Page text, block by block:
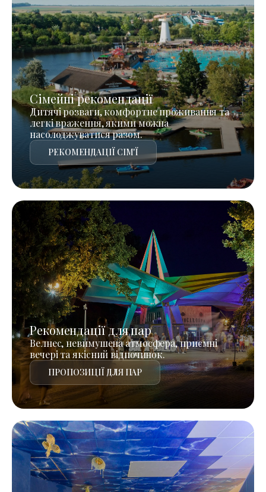
Сімейні рекомендації
Дитячі розваги, комфортне проживання та
легкі враження, якими можна
насолоджуватися разом.
РЕКОМЕНДАЦІЇ СІМ'Ї
Рекомендації для пар
Велнес, невимушена атмосфера, приємні
вечері та якісний відпочинок.
ПРОПОЗИЦІЇ ДЛЯ ПАР